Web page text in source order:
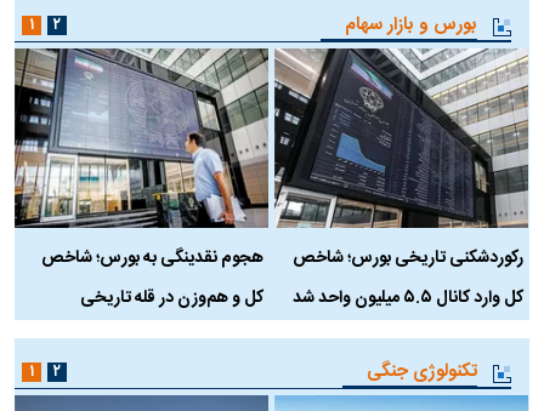
بورس و بازار سهام
رکوردشکنی تاریخی بورس؛ شاخص
کل وارد کانال ۵.۵ میلیون واحد شد
هجوم نقدینگی به بورس؛ شاخص
کل و هم‌وزن در قله تاریخی
۱ ۲
تکنولوژی جنگی ۱ ۲